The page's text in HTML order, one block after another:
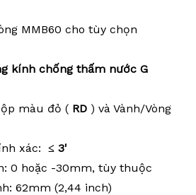
MMB60 cho tùy chọn
kính chống thấm nước G
màu đỏ ( RD ) và Vành/Vòng
xác: ≤ 3'
0 hoặc -30mm, tùy thuộc
62mm (2,44 inch)